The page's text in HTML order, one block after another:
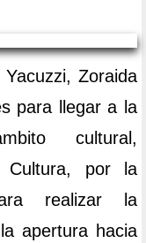
Zoraida
para llegar a la
cultural,
Cultura, por la
realizar la
apertura hacia